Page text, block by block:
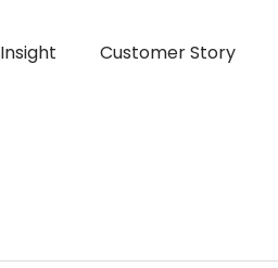
Insight Customer Story